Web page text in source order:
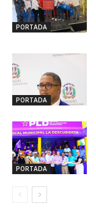
PORTADA
PORTADA
PORTADA